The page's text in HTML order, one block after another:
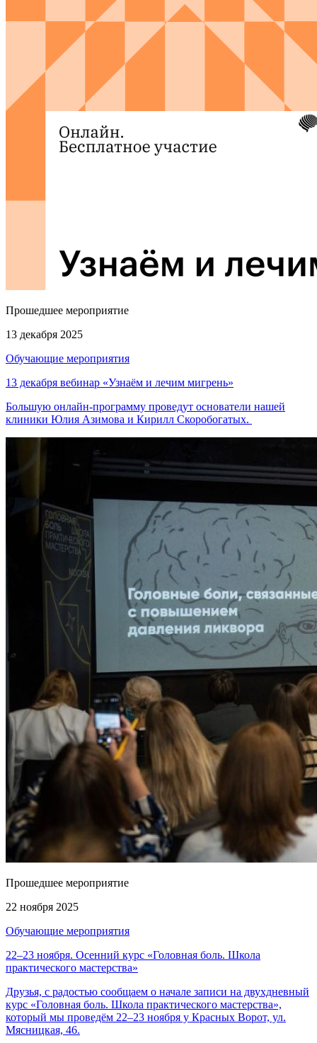
Прошедшее мероприятие
13 декабря 2025
Обучающие мероприятия
13 декабря вебинар «Узнаём и лечим мигрень»
Большую онлайн-программу проведут основатели нашей
клиники Юлия Азимова и Кирилл Скоробогатых.
Прошедшее мероприятие
22 ноября 2025
Обучающие мероприятия
22–23 ноября. Осенний курс «Головная боль. Школа
практического мастерства»
Друзья, с радостью сообщаем о начале записи на двухдневный
курс «Головная боль. Школа практического мастерства»,
который мы проведём 22–23 ноября у Красных Ворот, ул.
Мясницкая, 46.